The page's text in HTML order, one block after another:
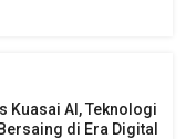
Kuasai AI, Teknologi
di Era Digital